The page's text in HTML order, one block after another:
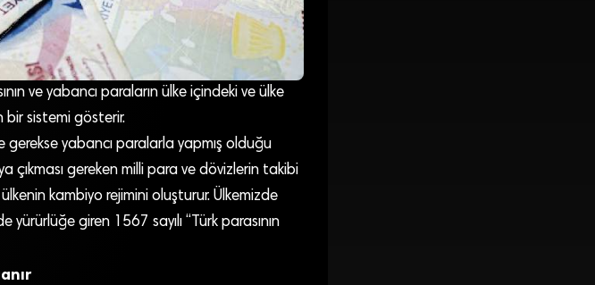
ve yabancı paraların ülke içindeki ve ülke
bir sistemi gösterir.
gerekse yabancı paralarla yapmış olduğu
çıkması gereken milli para ve dövizlerin takibi
kambiyo rejimini oluşturur. Ülkemizde
giren 1567 sayılı “Türk parasının